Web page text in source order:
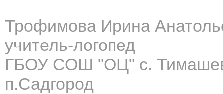
Трофимова Ирина
учитель-логопед
ГБОУ СОШ "ОЦ" с.
п.Садгород